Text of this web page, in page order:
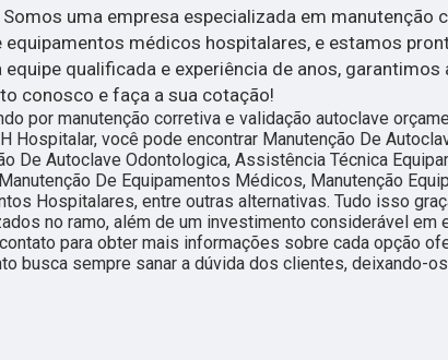
uma empresa especializada em manutenção
equipamentos médicos hospitalares, e estamos
equipe qualificada e experiência de anos,
conosco e faça a sua cotação!
por manutenção corretiva e validação autoclave
Hospitalar, você pode encontrar Manutenção De
De Autoclave Odontologica, Assistência Técnica
De Equipamentos Médicos, Manutenção
Hospitalares, entre outras alternativas. Tudo isso
no ramo, além de um investimento considerável
para obter mais informações sobre cada opção
busca sempre sanar a dúvida dos clientes, deixando-